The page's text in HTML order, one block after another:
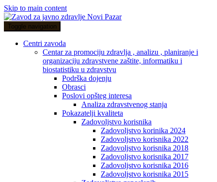
Skip to main content
Toggle navigation
Centri zavoda
Centar za promociju zdravlja , analizu , planiranje i
organizaciju zdravstvene zaštite, informatiku i
biostatistiku u zdravstvu
Podrška dojenju
Obrasci
Poslovi opšteg interesa
Analiza zdravstvenog stanja
Pokazatelji kvaliteta
Zadovoljstvo korisnika
Zadovoljstvo korinika 2024
Zadovoljstvo korisnika 2022
Zadovoljstvo korisnika 2018
Zadovoljstvo korisnika 2017
Zadovoljstvo korisnika 2016
Zadovoljstvo korisnika 2015